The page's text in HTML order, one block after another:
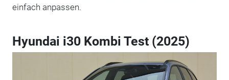
einfach anpassen.
Hyundai i30 Kombi Test (2025)